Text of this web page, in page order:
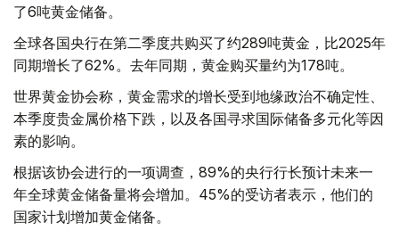
了6吨黄金储备。
全球各国央行在第二季度共购买了约289吨黄金，比2025年
同期增长了62%。去年同期，黄金购买量约为178吨。
世界黄金协会称，黄金需求的增长受到地缘政治不确定性、
本季度贵金属价格下跌，以及各国寻求国际储备多元化等因
素的影响。
根据该协会进行的一项调查，89%的央行行长预计未来一
年全球黄金储备量将会增加。45%的受访者表示，他们的
国家计划增加黄金储备。